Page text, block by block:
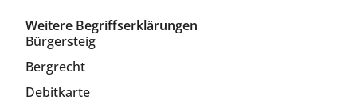
Weitere Begriffserklärungen
Bürgersteig
Bergrecht
Debitkarte